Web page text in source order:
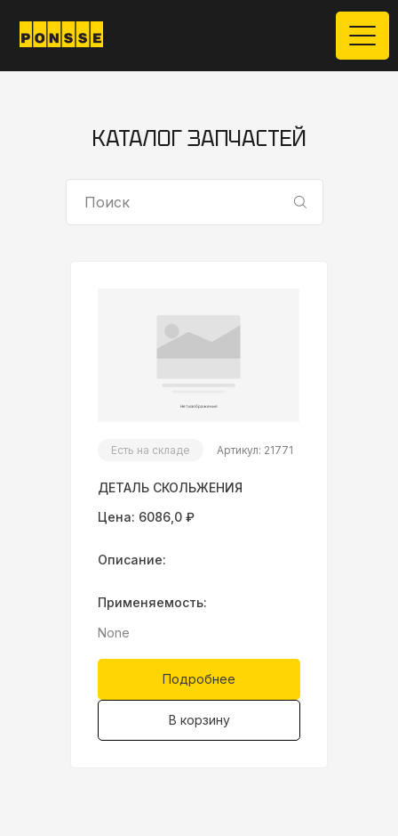
КАТАЛОГ ЗАПЧАСТЕЙ
Есть на складе Артикул: 21771
ДЕТАЛЬ СКОЛЬЖЕНИЯ
Цена: 6086,0 ₽
Описание:
Применяемость:
None
Подробнее
В корзину